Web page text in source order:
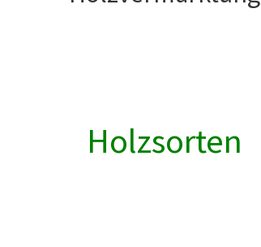
Holzsorten